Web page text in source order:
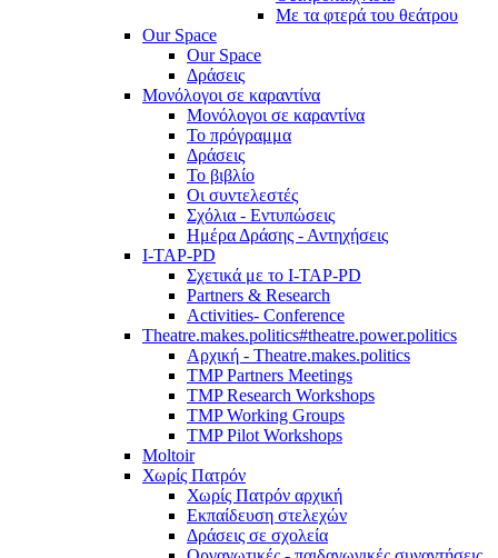
Με τα φτερά του θεάτρου
Our Space
Our Space
Δράσεις
Μονόλογοι σε καραντίνα
Μονόλογοι σε καραντίνα
Το πρόγραμμα
Δράσεις
Το βιβλίο
Οι συντελεστές
Σχόλια - Εντυπώσεις
Ημέρα Δράσης - Αντηχήσεις
I-TAP-PD
Σχετικά με το I-TAP-PD
Partners & Research
Activities- Conference
Theatre.makes.politics#theatre.power.politics
Αρχική - Theatre.makes.politics
TMP Partners Meetings
TMP Research Workshops
TMP Working Groups
TMP Pilot Workshops
Moltoir
Χωρίς Πατρόν
Χωρίς Πατρόν αρχική
Εκπαίδευση στελεχών
Δράσεις σε σχολεία